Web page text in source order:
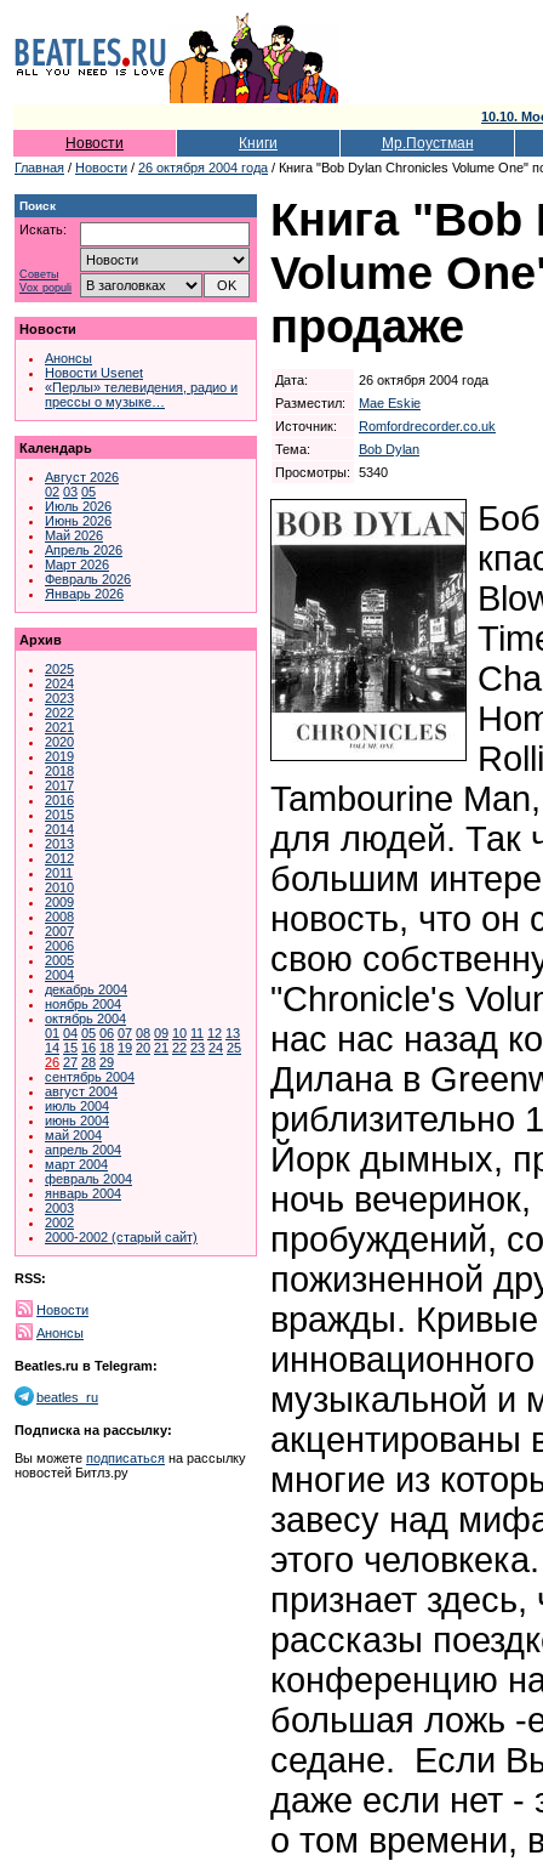
10.10.
Новости Книги Мр.Поустман
Главная / Новости / 26 октября 2004 года / Книга "Bob Dylan Chronicles Volume One"
Поиск
Искать:
Советы
Vox populi
Новости
Анонсы
Новости Usenet
«Перлы» телевидения, радио и
прессы о музыке…
Календарь
Август 2026
02 03 05
Июль 2026
Июнь 2026
Май 2026
Апрель 2026
Март 2026
Февраль 2026
Январь 2026
Архив
2025
2024
2023
2022
2021
2020
2019
2018
2017
2016
2015
2014
2013
2012
2011
2010
2009
2008
2007
2006
2005
2004
декабрь 2004
ноябрь 2004
октябрь 2004
01 04 05 06 07 08 09 10 11 12 13
14 15 16 18 19 20 21 22 23 24 25
26 27 28 29
сентябрь 2004
август 2004
июль 2004
июнь 2004
май 2004
апрель 2004
март 2004
февраль 2004
январь 2004
2003
2002
2000-2002 (старый сайт)
RSS:
Новости
Анонсы
Beatles.ru в Telegram:
beatles_ru
Подписка на рассылку:
Вы можете подписаться на рассылку
новостей Битлз.ру
Книга "Bob
Volume
продаже
Дата:
26 октября 2004 года
Разместил:
Mae Eskie
Источник:
Romfordrecorder.co.uk
Тема:
Bob Dylan
Просмотры:
5340
Tambourine
для людей. Так
большим
новость, что он
свою
"Chronicle's
нас нас назад
Дилана в
Йорк дымных,
ночь
пробуждений,
пожизненной
вражды.
музыкальной и
акцентированы
многие из
завесу над
этого
признает здесь,
рассказы
конференцию
большая ложь -
седане. Если
даже если нет -
о том времени,